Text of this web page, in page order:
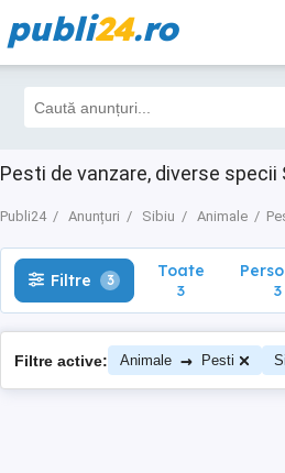
publi24.ro
Pesti de vanzare, diverse specii
Publi24 Anunțuri Sibiu Animale
Filtre 3 Toate
3
Filtre 3 Toate
3 3
Filtre active: Animale → Pesti